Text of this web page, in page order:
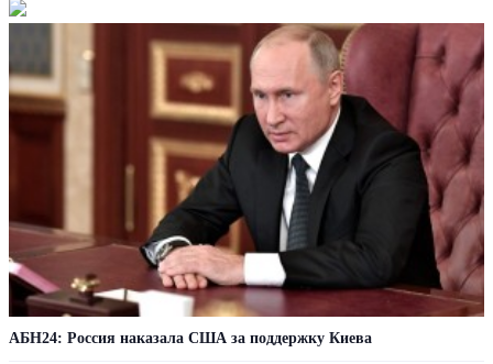
АБН24: Россия наказала США за поддержку Киева